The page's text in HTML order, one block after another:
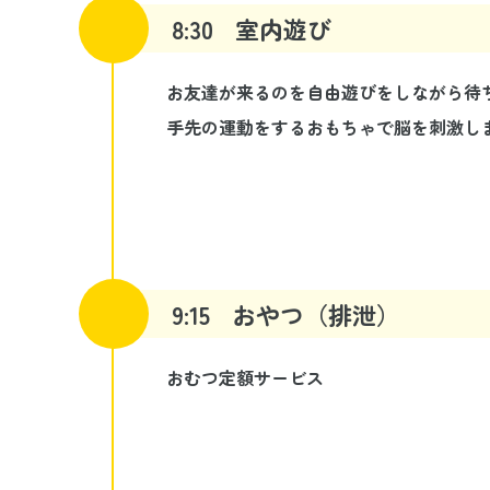
8:30 室内遊び
お友達が来るのを自由遊びをしながら待
手先の運動をするおもちゃで脳を刺激し
9:15 おやつ（排泄）
おむつ定額サービス